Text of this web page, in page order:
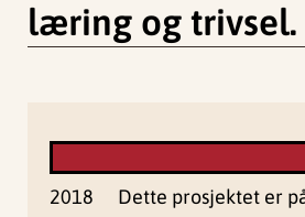
læring og trivsel.
2018 Dette prosjektet er